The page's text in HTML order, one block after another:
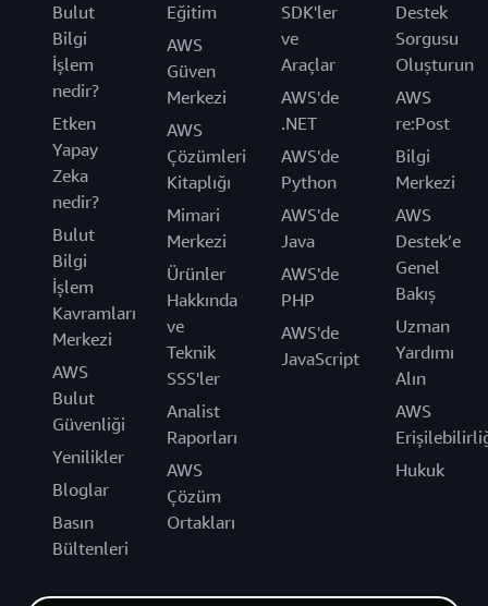
Bulut
Bilgi
İşlem
nedir?
Etken
Yapay
Zeka
nedir?
Bulut
Bilgi
İşlem
Kavramları
Merkezi
AWS
Bulut
Güvenliği
Yenilikler
Bloglar
Basın
Bültenleri
Eğitim
AWS
Güven
Merkezi
AWS
Çözümleri
Kitaplığı
Mimari
Merkezi
Ürünler
Hakkında
ve
Teknik
SSS'ler
Analist
Raporları
AWS
Çözüm
Ortakları
SDK'ler
ve
Araçlar
AWS'de
.NET
AWS'de
Python
AWS'de
Java
AWS'de
PHP
AWS'de
JavaScript
Destek
Sorgusu
Oluşturun
AWS
re:Post
Bilgi
Merkezi
AWS
Destek’e
Genel
Bakış
Uzman
Yardımı
Alın
AWS
Hukuk